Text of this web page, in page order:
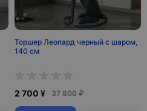
Торшер Леопард черный с шаром,
140 см
2 700 ¥ 37 800 ₽